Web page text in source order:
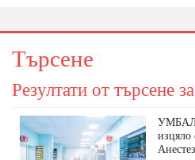
Търсене
Резултати от търсене
УМБАЛ
изцяло